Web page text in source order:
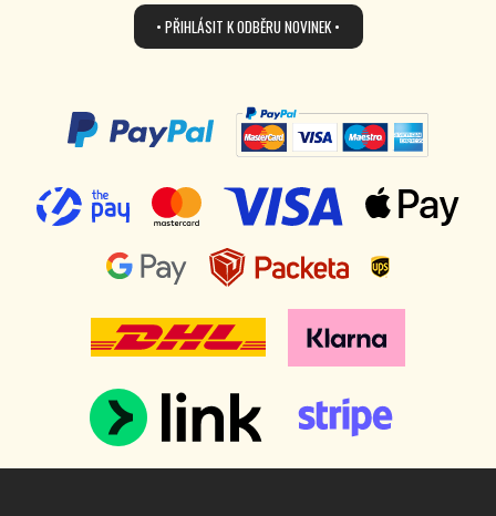
• PŘIHLÁSIT K ODBĚRU NOVINEK •